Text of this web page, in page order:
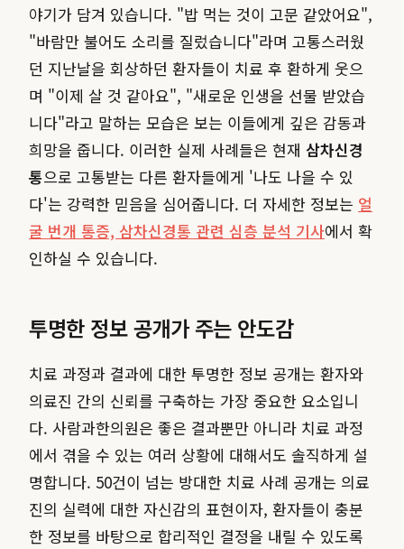
야기가 담겨 있습니다. "밥 먹는 것이 고문 같았어요",
"바람만 불어도 소리를 질렀습니다"라며 고통스러웠
던 지난날을 회상하던 환자들이 치료 후 환하게 웃으
며 "이제 살 것 같아요", "새로운 인생을 선물 받았습
니다"라고 말하는 모습은 보는 이들에게 깊은 감동과
희망을 줍니다. 이러한 실제 사례들은 현재 삼차신경
통으로 고통받는 다른 환자들에게 '나도 나을 수 있
다'는 강력한 믿음을 심어줍니다. 더 자세한 정보는 얼
굴 번개 통증, 삼차신경통 관련 심층 분석 기사에서 확
인하실 수 있습니다.
투명한 정보 공개가 주는 안도감
치료 과정과 결과에 대한 투명한 정보 공개는 환자와
의료진 간의 신뢰를 구축하는 가장 중요한 요소입니
다. 사람과한의원은 좋은 결과뿐만 아니라 치료 과정
에서 겪을 수 있는 여러 상황에 대해서도 솔직하게 설
명합니다. 50건이 넘는 방대한 치료 사례 공개는 의료
진의 실력에 대한 자신감의 표현이자, 환자들이 충분
한 정보를 바탕으로 합리적인 결정을 내릴 수 있도록